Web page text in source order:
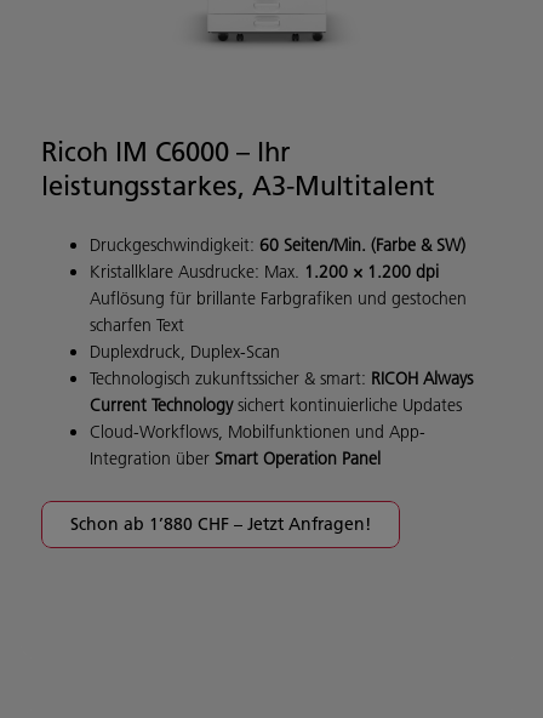
Ricoh IM C6000 – Ihr
leistungsstarkes, A3-Multitalent
Druckgeschwindigkeit: 60 Seiten/Min. (Farbe & SW)
Kristallklare Ausdrucke: Max. 1.200 × 1.200 dpi
Auflösung für brillante Farbgrafiken und gestochen
scharfen Text
Duplexdruck, Duplex-Scan
Technologisch zukunftssicher & smart: RICOH Always
Current Technologysichert kontinuierliche Updates
Cloud-Workflows, Mobilfunktionen und App-
Integration über Smart Operation Panel
Schon ab 1’880 CHF – Jetzt Anfragen!